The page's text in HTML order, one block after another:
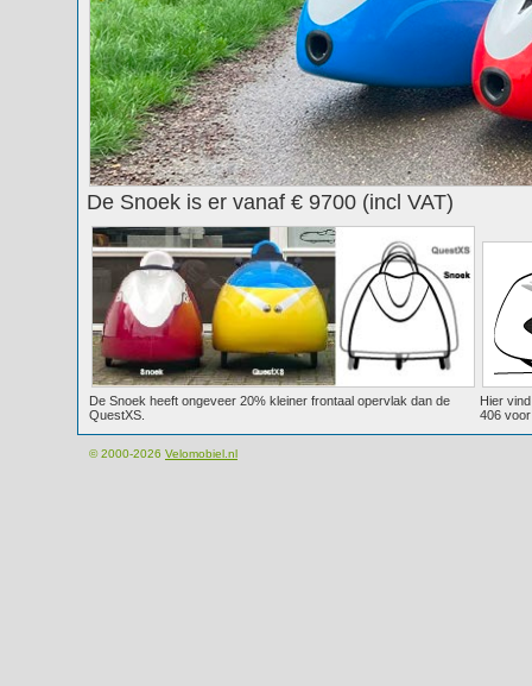
De Snoek is er vanaf € 9700 (incl VAT)
De Snoek heeft ongeveer 20% kleiner frontaal opervlak dan de
QuestXS.
Hier
406
© 2000-2026 Velomobiel.nl